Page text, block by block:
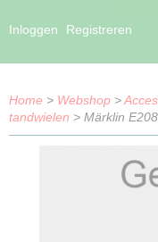
Inloggen Registreren
Home > Webshop >
tandwielen > Märklin